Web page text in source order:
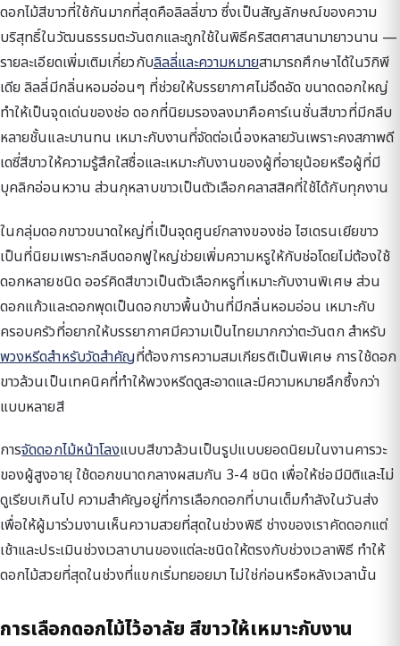
ดอกไม้สีขาวที่ใช้กันมากที่สุดคือลิลลี่ขาว ซึ่งเป็นสัญลักษณ์ของความ
บริสุทธิ์ในวัฒนธรรมตะวันตกและถูกใช้ในพิธีคริสตศาสนามายาวนาน —
รายละเอียดเพิ่มเติมเกี่ยวกับลิลลี่และความหมายสามารถศึกษาได้ในวิกิพี
เดีย ลิลลี่มีกลิ่นหอมอ่อนๆ ที่ช่วยให้บรรยากาศไม่อึดอัด ขนาดดอกใหญ่
ทำให้เป็นจุดเด่นของช่อ ดอกที่นิยมรองลงมาคือคาร์เนชั่นสีขาวที่มีกลีบ
หลายชั้นและบานทน เหมาะกับงานที่จัดต่อเนื่องหลายวันเพราะคงสภาพดี
เดซี่สีขาวให้ความรู้สึกใสซื่อและเหมาะกับงานของผู้ที่อายุน้อยหรือผู้ที่มี
บุคลิกอ่อนหวาน ส่วนกุหลาบขาวเป็นตัวเลือกคลาสสิคที่ใช้ได้กับทุกงาน
ในกลุ่มดอกขาวขนาดใหญ่ที่เป็นจุดศูนย์กลางของช่อ ไฮเดรนเยียขาว
เป็นที่นิยมเพราะกลีบดอกฟูใหญ่ช่วยเพิ่มความหรูให้กับช่อโดยไม่ต้องใช้
ดอกหลายชนิด ออร์คิดสีขาวเป็นตัวเลือกหรูที่เหมาะกับงานพิเศษ ส่วน
ดอกแก้วและดอกพุดเป็นดอกขาวพื้นบ้านที่มีกลิ่นหอมอ่อน เหมาะกับ
ครอบครัวที่อยากให้บรรยากาศมีความเป็นไทยมากกว่าตะวันตก สำหรับ
พวงหรีดสำหรับวัดสำคัญที่ต้องการความสมเกียรติเป็นพิเศษ การใช้ดอก
ขาวล้วนเป็นเทคนิคที่ทำให้พวงหรีดดูสะอาดและมีความหมายลึกซึ้งกว่า
แบบหลายสี
การจัดดอกไม้หน้าโลงแบบสีขาวล้วนเป็นรูปแบบยอดนิยมในงานคารวะ
ของผู้สูงอายุ ใช้ดอกขนาดกลางผสมกัน 3-4 ชนิด เพื่อให้ช่อมีมิติและไม่
ดูเรียบเกินไป ความสำคัญอยู่ที่การเลือกดอกที่บานเต็มกำลังในวันส่ง
เพื่อให้ผู้มาร่วมงานเห็นความสวยที่สุดในช่วงพิธี ช่างของเราคัดดอกแต่
เช้าและประเมินช่วงเวลาบานของแต่ละชนิดให้ตรงกับช่วงเวลาพิธี ทำให้
ดอกไม้สวยที่สุดในช่วงที่แขกเริ่มทยอยมา ไม่ใช่ก่อนหรือหลังเวลานั้น
การเลือกดอกไม้ไว้อาลัย สีขาวให้เหมาะกับงาน